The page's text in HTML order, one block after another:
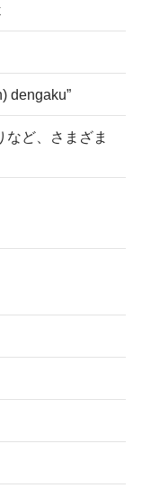
dengaku”
など、さまざま